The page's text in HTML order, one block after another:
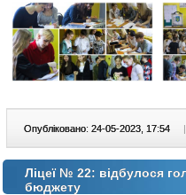
Опубліковано: 24-05-2023, 17:54 |
Ліцеї № 22: відбулося
бюджету